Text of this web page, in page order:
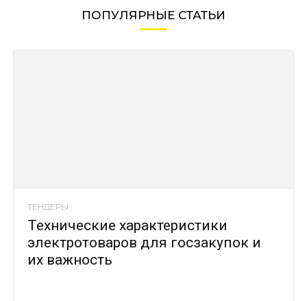
ПОПУЛЯРНЫЕ СТАТЬИ
ТЕНДЕРЫ
Технические характеристики
электротоваров для госзакупок и
их важность